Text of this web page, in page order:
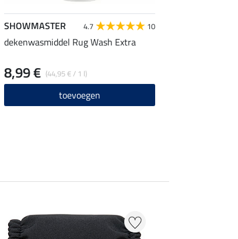
SHOWMASTER 4.7 10
dekenwasmiddel Rug Wash Extra
(44,95 € / 1 l)
8,99 €
toevoegen